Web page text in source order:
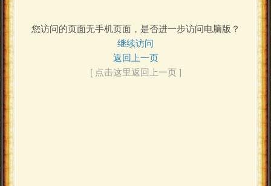
您访问的页面无手机页面，是否进一步访问电脑版？
继续访问
返回上一页
[ 点击这里返回上一页 ]